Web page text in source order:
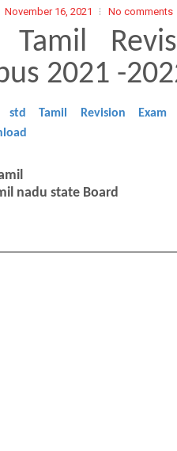
November 16, 2021 No comments
Tamil
2021 -
std Tamil Revision Exam
nadu state Board